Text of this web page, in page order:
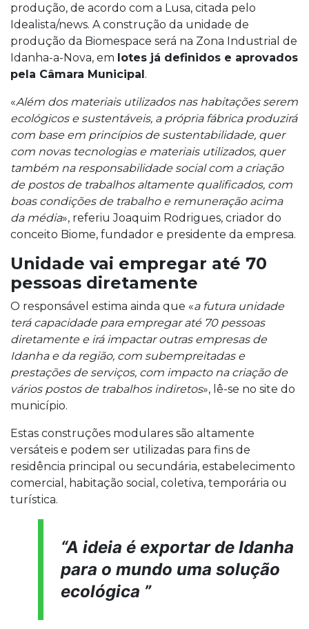
produção, de acordo com a Lusa, citada pelo
Idealista/news. A construção da unidade de
produção da Biomespace será na Zona Industrial de
Idanha-a-Nova, em lotes já definidos e aprovados
pela Câmara Municipal.
«Além dos materiais utilizados nas habitações serem
ecológicos e sustentáveis, a própria fábrica produzirá
com base em princípios de sustentabilidade, quer
com novas tecnologias e materiais utilizados, quer
também na responsabilidade social com a criação
de postos de trabalhos altamente qualificados, com
boas condições de trabalho e remuneração acima
da média», referiu Joaquim Rodrigues, criador do
conceito Biome, fundador e presidente da empresa.
Unidade vai empregar até 70
pessoas diretamente
O responsável estima ainda que «a futura unidade
terá capacidade para empregar até 70 pessoas
diretamente e irá impactar outras empresas de
Idanha e da região, com subempreitadas e
prestações de serviços, com impacto na criação de
vários postos de trabalhos indiretos», lê-se no site do
município.
Estas construções modulares são altamente
versáteis e podem ser utilizadas para fins de
residência principal ou secundária, estabelecimento
comercial, habitação social, coletiva, temporária ou
turística.
“A ideia é exportar de Idanha
para o mundo uma solução
ecológica ”